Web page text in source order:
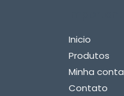
Inicio
Produtos
Minha conta
Contato